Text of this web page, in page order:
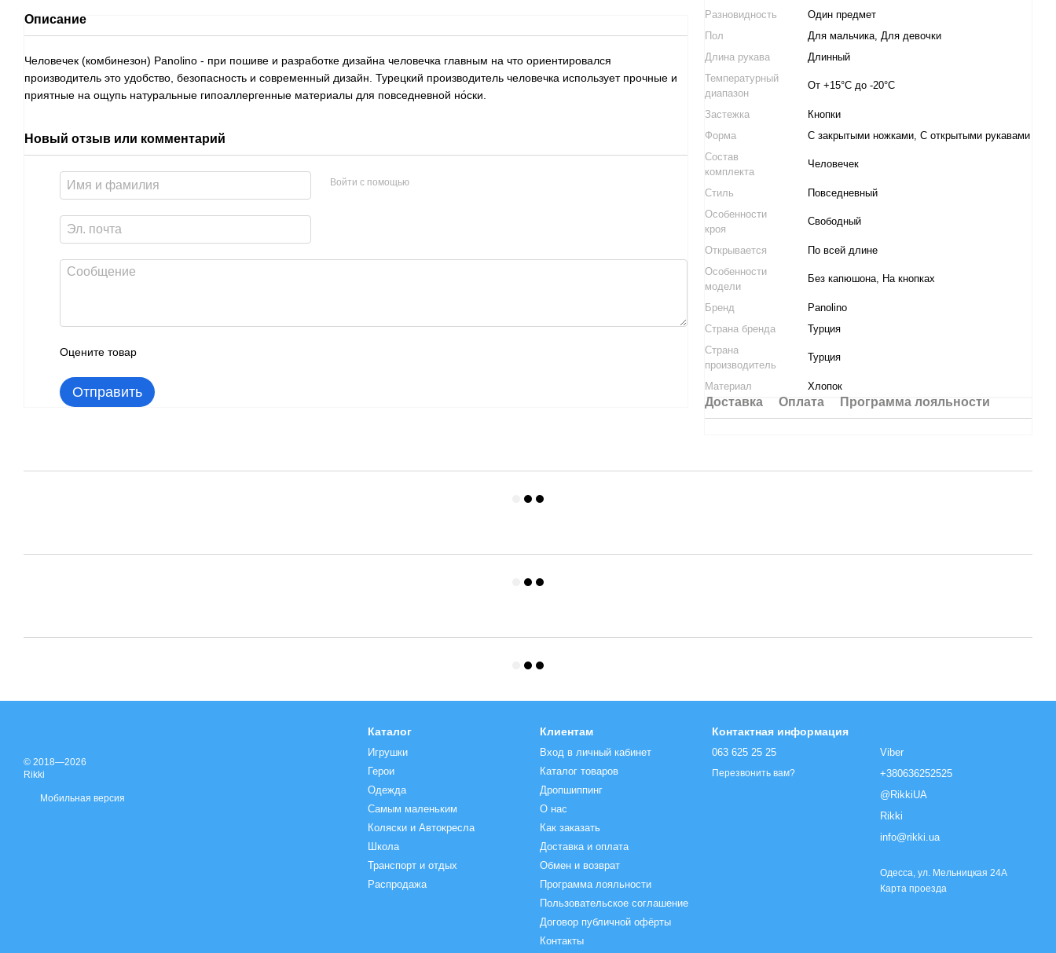
Описание
Человечек (комбинезон) Panolino - при пошиве и разработке дизайна человечка главным на что ориентировался
производитель это удобство, безопасность и современный дизайн. Турецкий производитель человечка использует прочные и
приятные на ощупь натуральные гипоаллергенные материалы для повседневной но́ски.
Новый отзыв или комментарий
Войти с помощью
Оцените товар
Отправить
Разновидность
Один предмет
Пол
Для мальчика, Для девочки
Длина рукава
Длинный
Температурный
диапазон
От +15°C до -20°C
Застежка
Кнопки
Форма
С закрытыми ножками, С открытыми рукавами
Состав
комплекта
Человечек
Стиль
Повседневный
Особенности
кроя
Свободный
Открывается
По всей длине
Особенности
модели
Без капюшона, На кнопках
Бренд
Panolino
Страна бренда
Турция
Страна
производитель
Турция
Материал Хлопок
Доставка Оплата Программа лояльности
© 2018—2026
Rikki
Мобильная версия
Каталог
Игрушки
Герои
Одежда
Самым маленьким
Коляски и Автокреcла
Школа
Транспорт и отдых
Распродажа
Клиентам
Вход в личный кабинет
Каталог товаров
Дропшиппинг
О нас
Как заказать
Доставка и оплата
Обмен и возврат
Программа лояльности
Пользовательское соглашение
Договор публичной офёрты
Контакты
Контактная информация
063 625 25 25
Перезвонить вам?
Viber
+380636252525
@RikkiUA
Rikki
info@rikki.ua
Одесса, ул. Мельницкая 24А
Карта проезда